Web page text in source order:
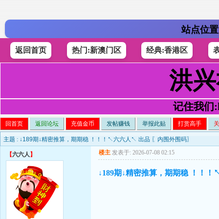
站点位
返回首页 热门:新澳门区 经典:香港区
洪
记住我们
回首页 返回论坛 充值金币 发帖赚钱 举报此贴 打赏高手
主题 : ↓189期↓精密推算，期期稳 ！！！↖六六人↖ 出品 〖内围外围码〗
【六六人 】 楼主 发表于: 2026-07-08 02:15
↓189期↓精密推算，期期稳 ！！